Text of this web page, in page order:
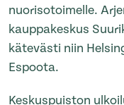
nuorisotoimelle.
kauppakeskus
kätevästi niin
Espoota.
Keskuspuiston